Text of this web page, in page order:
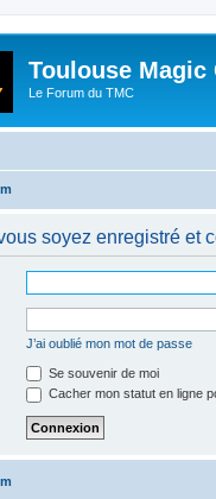
Toulouse Magic
Le Forum du TMC
soyez enregistré et
J’ai oublié mon mot de passe
Se souvenir de moi
Cacher mon statut en ligne